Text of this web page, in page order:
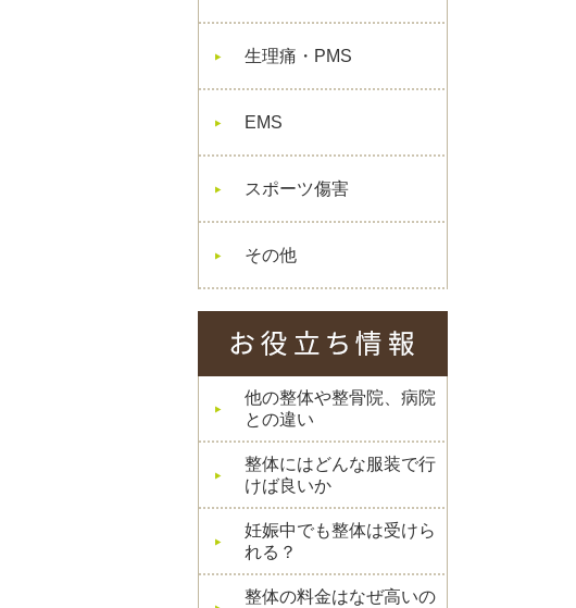
生理痛・PMS
EMS
スポーツ傷害
その他
他の整体や整骨院、病院
との違い
整体にはどんな服装で行
けば良いか
妊娠中でも整体は受けら
れる？
整体の料金はなぜ高いの